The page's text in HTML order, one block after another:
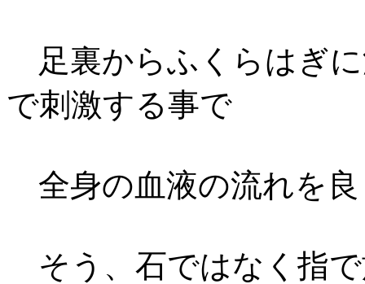
足裏からふくらはぎ
で刺激する事で
全身の血液の流れを
そう、石ではなく指